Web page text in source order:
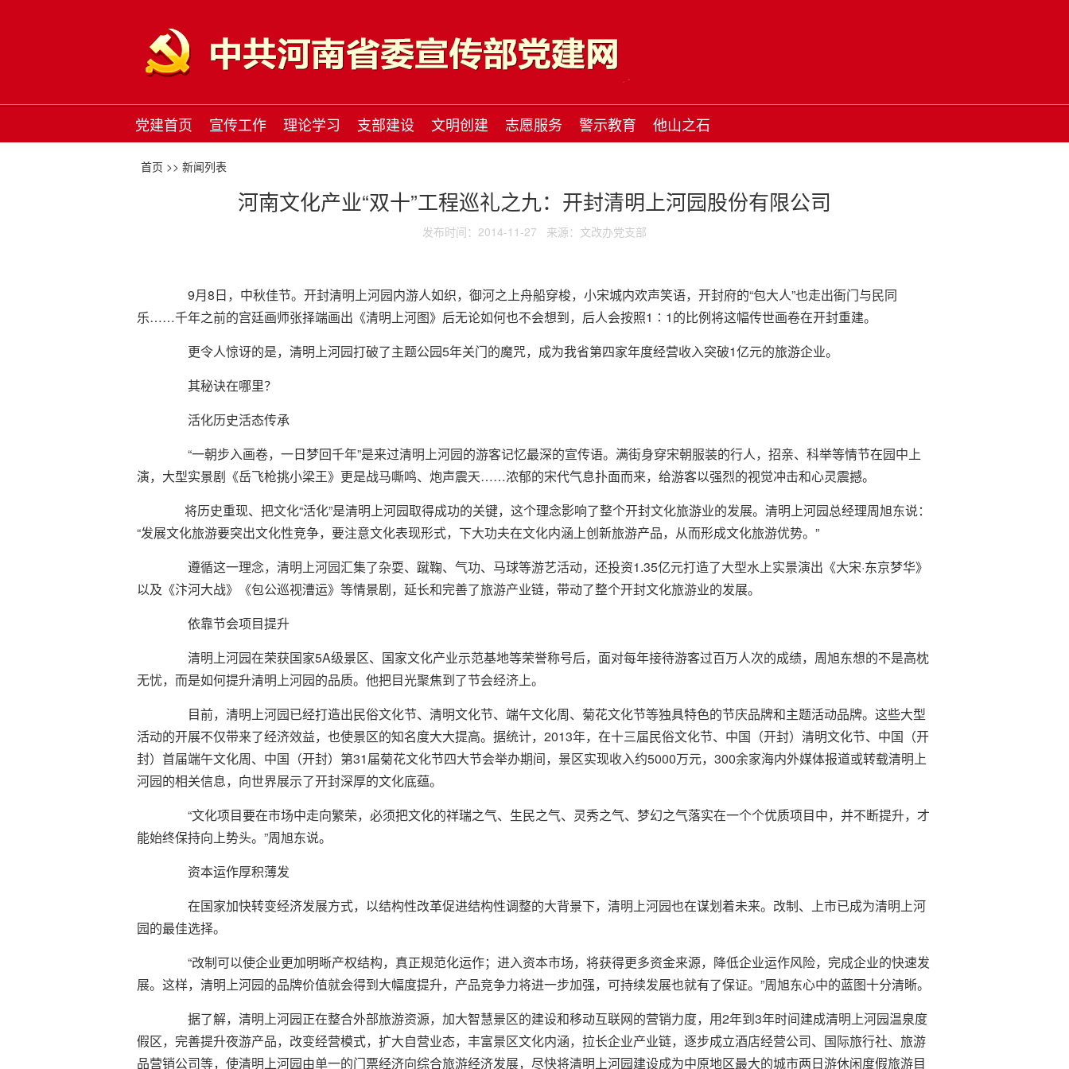
党建首页 宣传工作 理论学习 支部建设 文明创建 志愿服务 警示教育 他山之石
首页 >> 新闻列表
河南文化产业“双十”工程巡礼之九：开封清明上河园股份有限公司
发布时间：2014-11-27 来源：文改办党支部
9月8日，中秋佳节。开封清明上河园内游人如织，御河之上舟船穿梭，小宋城内欢声笑语，开封府的“包大人”也走出衙门与民同
乐……千年之前的宫廷画师张择端画出《清明上河图》后无论如何也不会想到，后人会按照1∶1的比例将这幅传世画卷在开封重建。
更令人惊讶的是，清明上河园打破了主题公园5年关门的魔咒，成为我省第四家年度经营收入突破1亿元的旅游企业。
其秘诀在哪里？
活化历史活态传承
“一朝步入画卷，一日梦回千年”是来过清明上河园的游客记忆最深的宣传语。满街身穿宋朝服装的行人，招亲、科举等情节在园中上
演，大型实景剧《岳飞枪挑小梁王》更是战马嘶鸣、炮声震天……浓郁的宋代气息扑面而来，给游客以强烈的视觉冲击和心灵震撼。
将历史重现、把文化“活化”是清明上河园取得成功的关键，这个理念影响了整个开封文化旅游业的发展。清明上河园总经理周旭东说：
“发展文化旅游要突出文化性竞争，要注意文化表现形式，下大功夫在文化内涵上创新旅游产品，从而形成文化旅游优势。”
遵循这一理念，清明上河园汇集了杂耍、蹴鞠、气功、马球等游艺活动，还投资1.35亿元打造了大型水上实景演出《大宋·东京梦华》
以及《汴河大战》《包公巡视漕运》等情景剧，延长和完善了旅游产业链，带动了整个开封文化旅游业的发展。
依靠节会项目提升
清明上河园在荣获国家5A级景区、国家文化产业示范基地等荣誉称号后，面对每年接待游客过百万人次的成绩，周旭东想的不是高枕
无忧，而是如何提升清明上河园的品质。他把目光聚焦到了节会经济上。
目前，清明上河园已经打造出民俗文化节、清明文化节、端午文化周、菊花文化节等独具特色的节庆品牌和主题活动品牌。这些大型
活动的开展不仅带来了经济效益，也使景区的知名度大大提高。据统计，2013年，在十三届民俗文化节、中国（开封）清明文化节、中国（开
封）首届端午文化周、中国（开封）第31届菊花文化节四大节会举办期间，景区实现收入约5000万元，300余家海内外媒体报道或转载清明上
河园的相关信息，向世界展示了开封深厚的文化底蕴。
“文化项目要在市场中走向繁荣，必须把文化的祥瑞之气、生民之气、灵秀之气、梦幻之气落实在一个个优质项目中，并不断提升，才
能始终保持向上势头。”周旭东说。
资本运作厚积薄发
在国家加快转变经济发展方式，以结构性改革促进结构性调整的大背景下，清明上河园也在谋划着未来。改制、上市已成为清明上河
园的最佳选择。
“改制可以使企业更加明晰产权结构，真正规范化运作；进入资本市场，将获得更多资金来源，降低企业运作风险，完成企业的快速发
展。这样，清明上河园的品牌价值就会得到大幅度提升，产品竞争力将进一步加强，可持续发展也就有了保证。”周旭东心中的蓝图十分清晰。
据了解，清明上河园正在整合外部旅游资源，加大智慧景区的建设和移动互联网的营销力度，用2年到3年时间建成清明上河园温泉度
假区，完善提升夜游产品，改变经营模式，扩大自营业态，丰富景区文化内涵，拉长企业产业链，逐步成立酒店经营公司、国际旅行社、旅游
品营销公司等，使清明上河园由单一的门票经济向综合旅游经济发展，尽快将清明上河园建设成为中原地区最大的城市两日游休闲度假旅游目